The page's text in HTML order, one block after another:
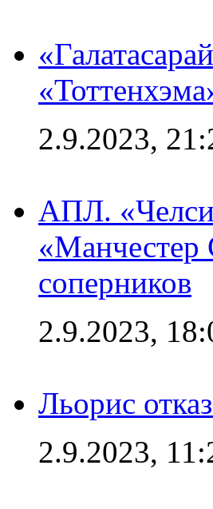
2.9.2023,
АПЛ.
«Манчестер
соперников
2.9.2023,
Льорис
2.9.2023,